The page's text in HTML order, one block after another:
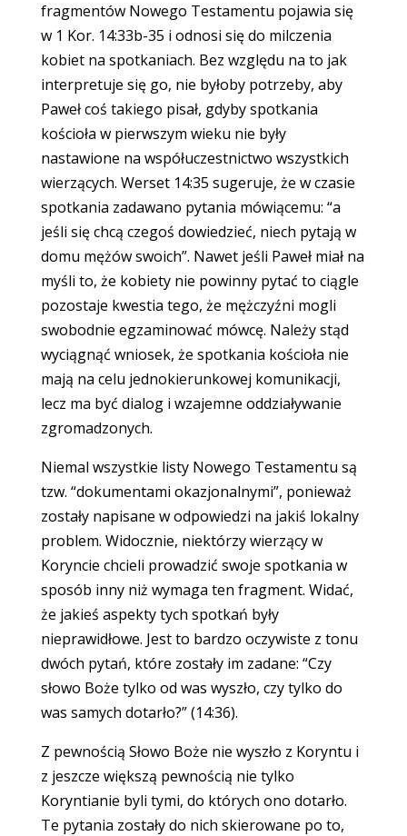
fragmentów Nowego Testamentu pojawia się
w 1 Kor. 14:33b-35 i odnosi się do milczenia
kobiet na spotkaniach. Bez względu na to jak
interpretuje się go, nie byłoby potrzeby, aby
Paweł coś takiego pisał, gdyby spotkania
kościoła w pierwszym wieku nie były
nastawione na współuczestnictwo wszystkich
wierzących. Werset 14:35 sugeruje, że w czasie
spotkania zadawano pytania mówiącemu: “a
jeśli się chcą czegoś dowiedzieć, niech pytają w
domu mężów swoich”. Nawet jeśli Paweł miał na
myśli to, że kobiety nie powinny pytać to ciągle
pozostaje kwestia tego, że mężczyźni mogli
swobodnie egzaminować mówcę. Należy stąd
wyciągnąć wniosek, że spotkania kościoła nie
mają na celu jednokierunkowej komunikacji,
lecz ma być dialog i wzajemne oddziaływanie
zgromadzonych.
Niemal wszystkie listy Nowego Testamentu są
tzw. “dokumentami okazjonalnymi”, ponieważ
zostały napisane w odpowiedzi na jakiś lokalny
problem. Widocznie, niektórzy wierzący w
Koryncie chcieli prowadzić swoje spotkania w
sposób inny niż wymaga ten fragment. Widać,
że jakieś aspekty tych spotkań były
nieprawidłowe. Jest to bardzo oczywiste z tonu
dwóch pytań, które zostały im zadane: “Czy
słowo Boże tylko od was wyszło, czy tylko do
was samych dotarło?” (14:36).
Z pewnością Słowo Boże nie wyszło z Koryntu i
z jeszcze większą pewnością nie tylko
Koryntianie byli tymi, do których ono dotarło.
Te pytania zostały do nich skierowane po to,